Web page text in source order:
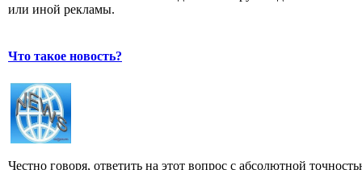
или иной рекламы.
Что такое новость?
Честно говоря, ответить на этот вопрос с абсолютной